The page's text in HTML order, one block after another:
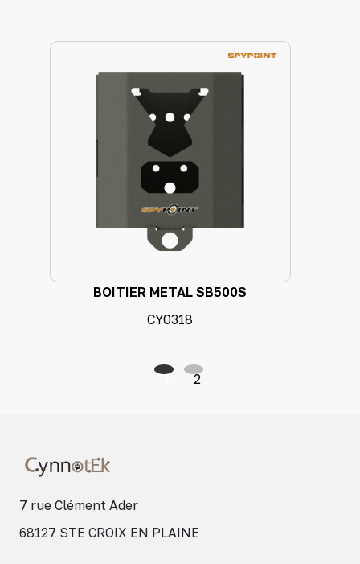
BOITIER METAL SB500S
CY0318
1 2
7 rue Clément Ader
68127 STE CROIX EN PLAINE